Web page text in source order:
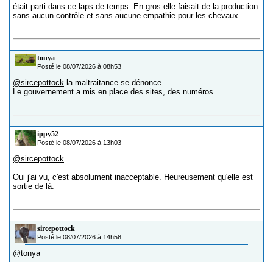
était parti dans ce laps de temps. En gros elle faisait de la production
sans aucun contrôle et sans aucune empathie pour les chevaux
tonya
Posté le 08/07/2026 à 08h53
@sircepottock la maltraitance se dénonce.
Le gouvernement a mis en place des sites, des numéros.
ippy52
Posté le 08/07/2026 à 13h03
@sircepottock
Oui j'ai vu, c'est absolument inacceptable. Heureusement qu'elle est
sortie de là.
sircepottock
Posté le 08/07/2026 à 14h58
@tonya